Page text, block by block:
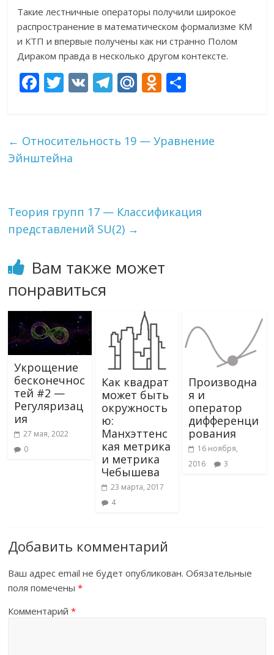
Такие лестничные операторы получили широкое
распространение в математическом формализме КМ
и КТП и впервые получены как ни странно Полом
Дираком правда в несколько другом контексте.
F
b
o
T
er
V T
gr
M
R
O
o
ni
р
т
← Относительность 19 — Уравнение
Эйнштейна
Теория групп 17 — Классификация
представлений SU(2) →
Вам также может
понравиться
Укрощение
бесконечнос
тей #2 —
Регуляризац
ия
27 мая, 2022
0
Как квадрат
может быть
окружность
ю:
Манхэттенс
кая метрика
и метрика
Чебышева
23 марта, 2017
4
Производна
я и
оператор
дифференци
рования
16 ноября,
2016
3
Добавить комментарий
Ваш адрес email не будет опубликован. Обязательные
поля помечены*
Комментарий*